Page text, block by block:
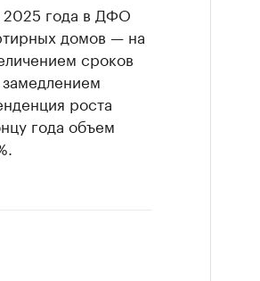
2025 года в ДФО
домов — на
сроков
роста
года объем